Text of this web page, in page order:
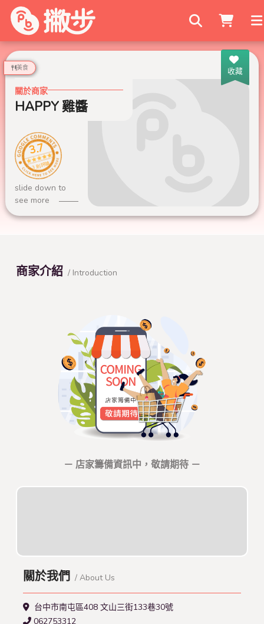
搜尋商家
收藏
美食
關於商家
HAPPY 雞醬
3.7
3 則評論
slide down to
see more
商家介紹 / Introduction
－ 店家籌備資訊中，敬請期待 －
關於我們 / About Us
台中市南屯區408 文山三街133巷30號
062753312